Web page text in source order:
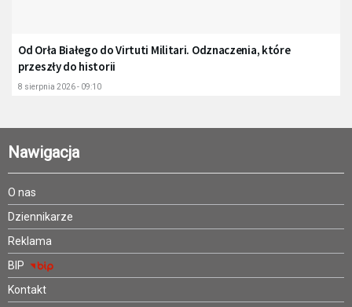
Od Orła Białego do Virtuti Militari. Odznaczenia, które
przeszły do historii
8 sierpnia 2026 - 09:10
Nawigacja
O nas
Dziennikarze
Reklama
BIP
Kontakt